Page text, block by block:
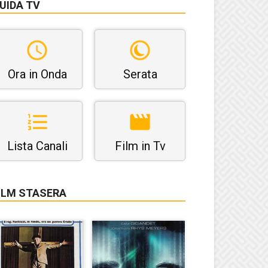
TV
Ora in Onda Serata
Lista Canali Film in Tv
STASERA